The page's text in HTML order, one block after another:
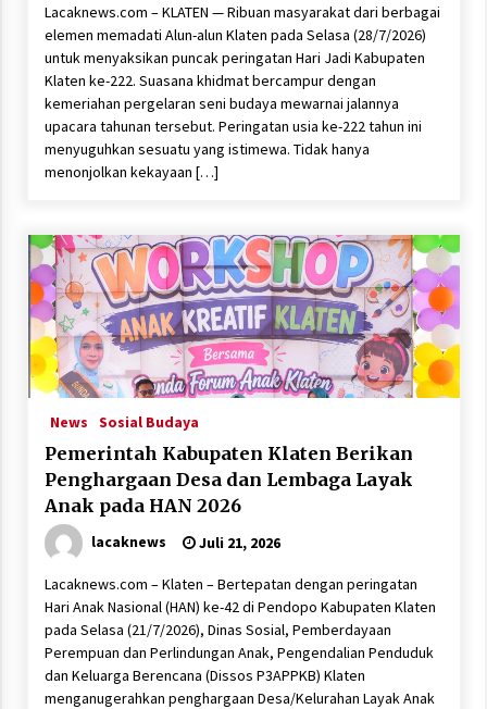
Lacaknews.com – KLATEN — Ribuan masyarakat dari berbagai
elemen memadati Alun-alun Klaten pada Selasa (28/7/2026)
untuk menyaksikan puncak peringatan Hari Jadi Kabupaten
Klaten ke-222. Suasana khidmat bercampur dengan
kemeriahan pergelaran seni budaya mewarnai jalannya
upacara tahunan tersebut. Peringatan usia ke-222 tahun ini
menyuguhkan sesuatu yang istimewa. Tidak hanya
menonjolkan kekayaan […]
News Sosial Budaya
Pemerintah Kabupaten Klaten Berikan
Penghargaan Desa dan Lembaga Layak
Anak pada HAN 2026
lacaknews Juli 21, 2026
Lacaknews.com – Klaten – Bertepatan dengan peringatan
Hari Anak Nasional (HAN) ke-42 di Pendopo Kabupaten Klaten
pada Selasa (21/7/2026), Dinas Sosial, Pemberdayaan
Perempuan dan Perlindungan Anak, Pengendalian Penduduk
dan Keluarga Berencana (Dissos P3APPKB) Klaten
menganugerahkan penghargaan Desa/Kelurahan Layak Anak